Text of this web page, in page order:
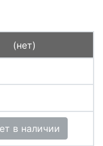
(нет)
в наличии